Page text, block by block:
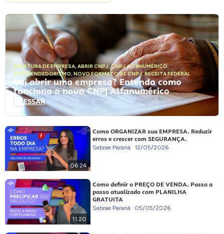
ABERTURA DE EMPRESA, ABRIR CNPJ,CNPJ ALFANUMÉRICO,
EMPREENDEDORISMO, NOVO FORMATO DE CNPJ,RECEITA FEDERAL
Vai abrir uma empresa? Entenda como
funciona o novo CNPJ Alfanumérico
ACESSAR
06:24
Como ORGANIZAR sua EMPRESA. Reduzir
erros e crescer com SEGURANÇA.
Sebrae Paraná 12/05/2026
11:20
Como definir o PREÇO DE VENDA. Passo a
passo atualizado com PLANILHA
GRATUITA
Sebrae Paraná 05/05/2026